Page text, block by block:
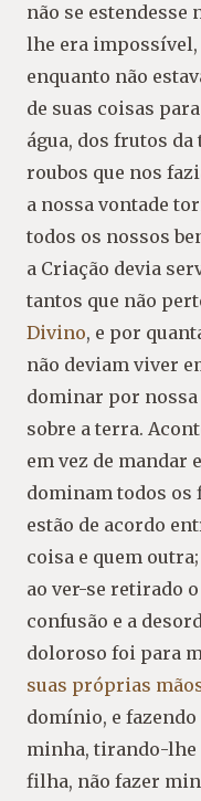
não se estendesse
lhe era impossível,
enquanto não
de suas coisas
água, dos frutos da
roubos que nos
a nossa vontade
todos os nossos
a Criação devia
tantos que não
Divino, e por
não deviam viver
dominar por
sobre a terra.
em vez de mandar
dominam todos os
estão de acordo
coisa e quem
ao ver-se retirado
confusão e a
doloroso foi para
suas próprias
domínio, e
minha, tirando-
filha, não fazer